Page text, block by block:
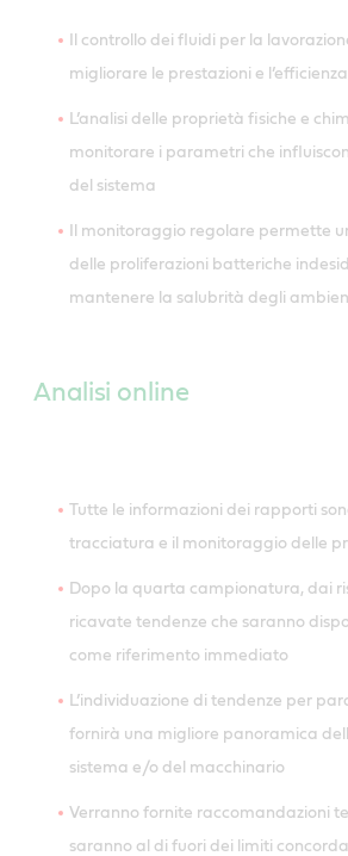
Il controllo dei fluidi per la
migliorare le prestazioni e
L’analisi delle proprietà fisiche e
monitorare i parametri che
del sistema
Il monitoraggio regolare permette
delle proliferazioni batteriche
mantenere la salubrità degli
Analisi online
Tutte le informazioni dei rapporti
tracciatura e il monitoraggio delle
Dopo la quarta campionatura, dai
ricavate tendenze che saranno
come riferimento immediato
L’individuazione di tendenze per
fornirà una migliore panoramica
sistema e/o del macchinario
Verranno fornite raccomandazioni
saranno al di fuori dei limiti